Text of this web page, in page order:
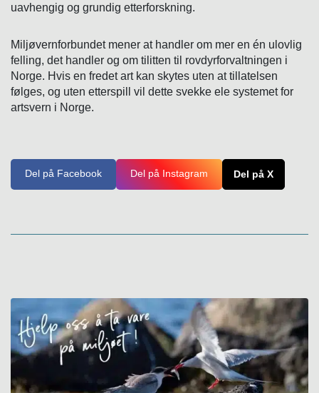
uavhengig og grundig etterforskning.
Miljøvernforbundet mener at handler om mer en én ulovlig
felling, det handler og om tilitten til rovdyrforvaltningen i
Norge. Hvis en fredet art kan skytes uten at tillatelsen
følges, og uten etterspill vil dette svekke ele systemet for
artsvern i Norge.
Del på Facebook Del på Instagram Del på X